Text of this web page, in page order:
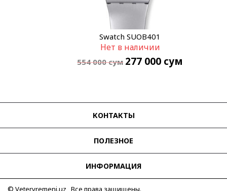
Swatch SUOB401
Нет в наличии
554 000сум 277 000 сум
КОНТАКТЫ
ПОЛЕЗНОЕ
ИНФОРМАЦИЯ
© Vetervremeni.uz Все права защищены.